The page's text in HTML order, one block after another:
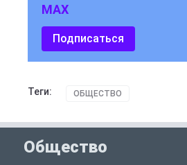
MAX
Подписаться
Теги: ОБЩЕСТВО
Общество